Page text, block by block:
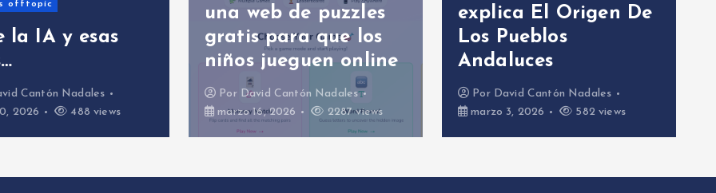
una web de puzzles
gratis para que los
niños jueguen online
PorDavid Cantón Nadales
marzo 16, 2026
explica El Origen De
Los Pueblos
Andaluces
PorDavid Cantón Nadales
marzo 3, 2026
Imposible en Batch
para ASIR (con
y PowerShell)
PorDavid Cantón Nadales
febrero 26, 2026